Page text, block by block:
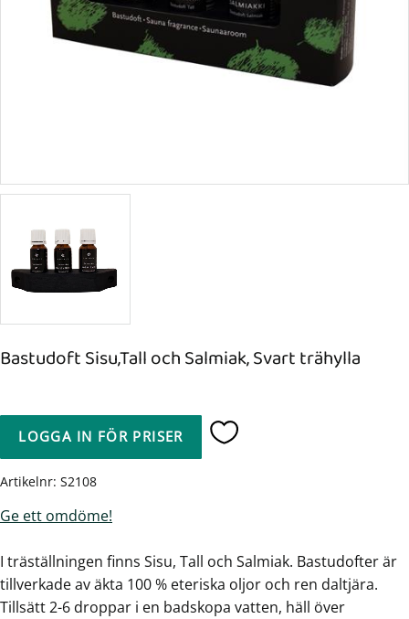
Bastudoft Sisu,Tall och Salmiak, Svart trähylla
LOGGA IN FÖR PRISER Lägg till i favoriter
Artikelnr S2108
Ge ett omdöme!
I träställningen finns Sisu, Tall och Salmiak. Bastudofter är
tillverkade av äkta 100 % eteriska oljor och ren daltjära.
Tillsätt 2-6 droppar i en badskopa vatten, häll över